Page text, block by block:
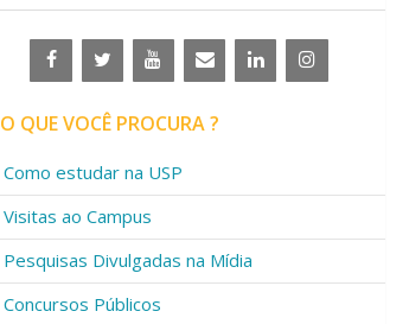
O QUE VOCÊ PROCURA ?
Como estudar na USP
Visitas ao Campus
Pesquisas Divulgadas na Mídia
Concursos Públicos